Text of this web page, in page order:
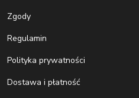
Zgody
Regulamin
Polityka prywatności
Dostawa i płatność